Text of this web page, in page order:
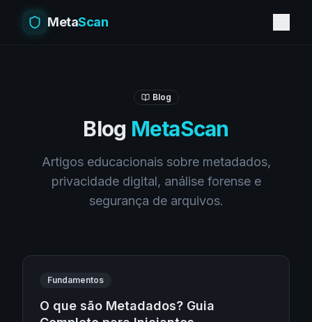
MetaScan
Blog
Blog MetaScan
Artigos educacionais sobre metadados,
privacidade digital, análise forense e
segurança de arquivos.
Fundamentos
O que são Metadados? Guia